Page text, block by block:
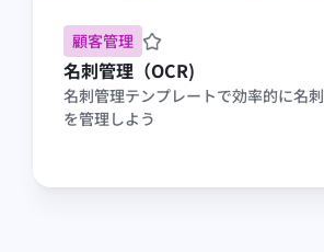
顧客管理
名刺管理（OCR)
名刺管理テンプレートで効率的に名刺
を管理しよう